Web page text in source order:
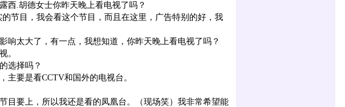
西.胡德女士你昨天晚上看电视了吗？
节目，我会看这个节目，而且在这里，广告特别的好，我
响太大了，有一点，我想知道，你昨天晚上看电视了吗？
。
选择吗？
主要是看CCTV和国外的电视台。
目要上，所以我还是看的凤凰台。（现场笑）我非常希望能